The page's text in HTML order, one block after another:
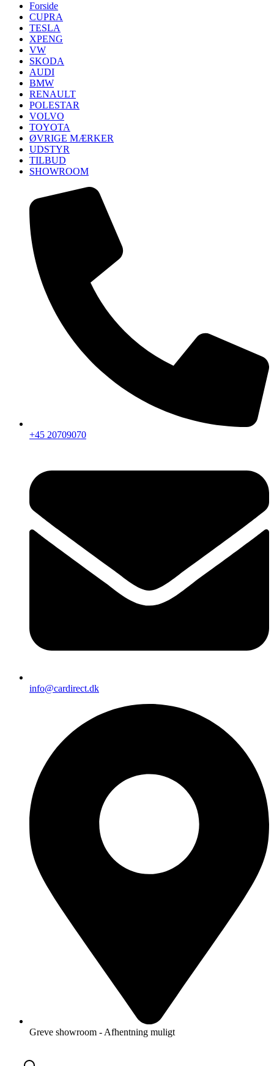
Forside
CUPRA
TESLA
XPENG
VW
SKODA
AUDI
BMW
RENAULT
POLESTAR
VOLVO
TOYOTA
ØVRIGE MÆRKER
UDSTYR
TILBUD
SHOWROOM
+45 20709070
info@cardirect.dk
Greve showroom - Afhentning muligt